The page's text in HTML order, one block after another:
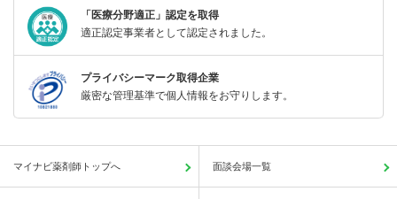
「医療分野適正」認定を取得
適正認定事業者として認定されました。
プライバシーマーク取得企業
厳密な管理基準で個人情報をお守りします。
マイナビ薬剤師トップへ 面談会場一覧